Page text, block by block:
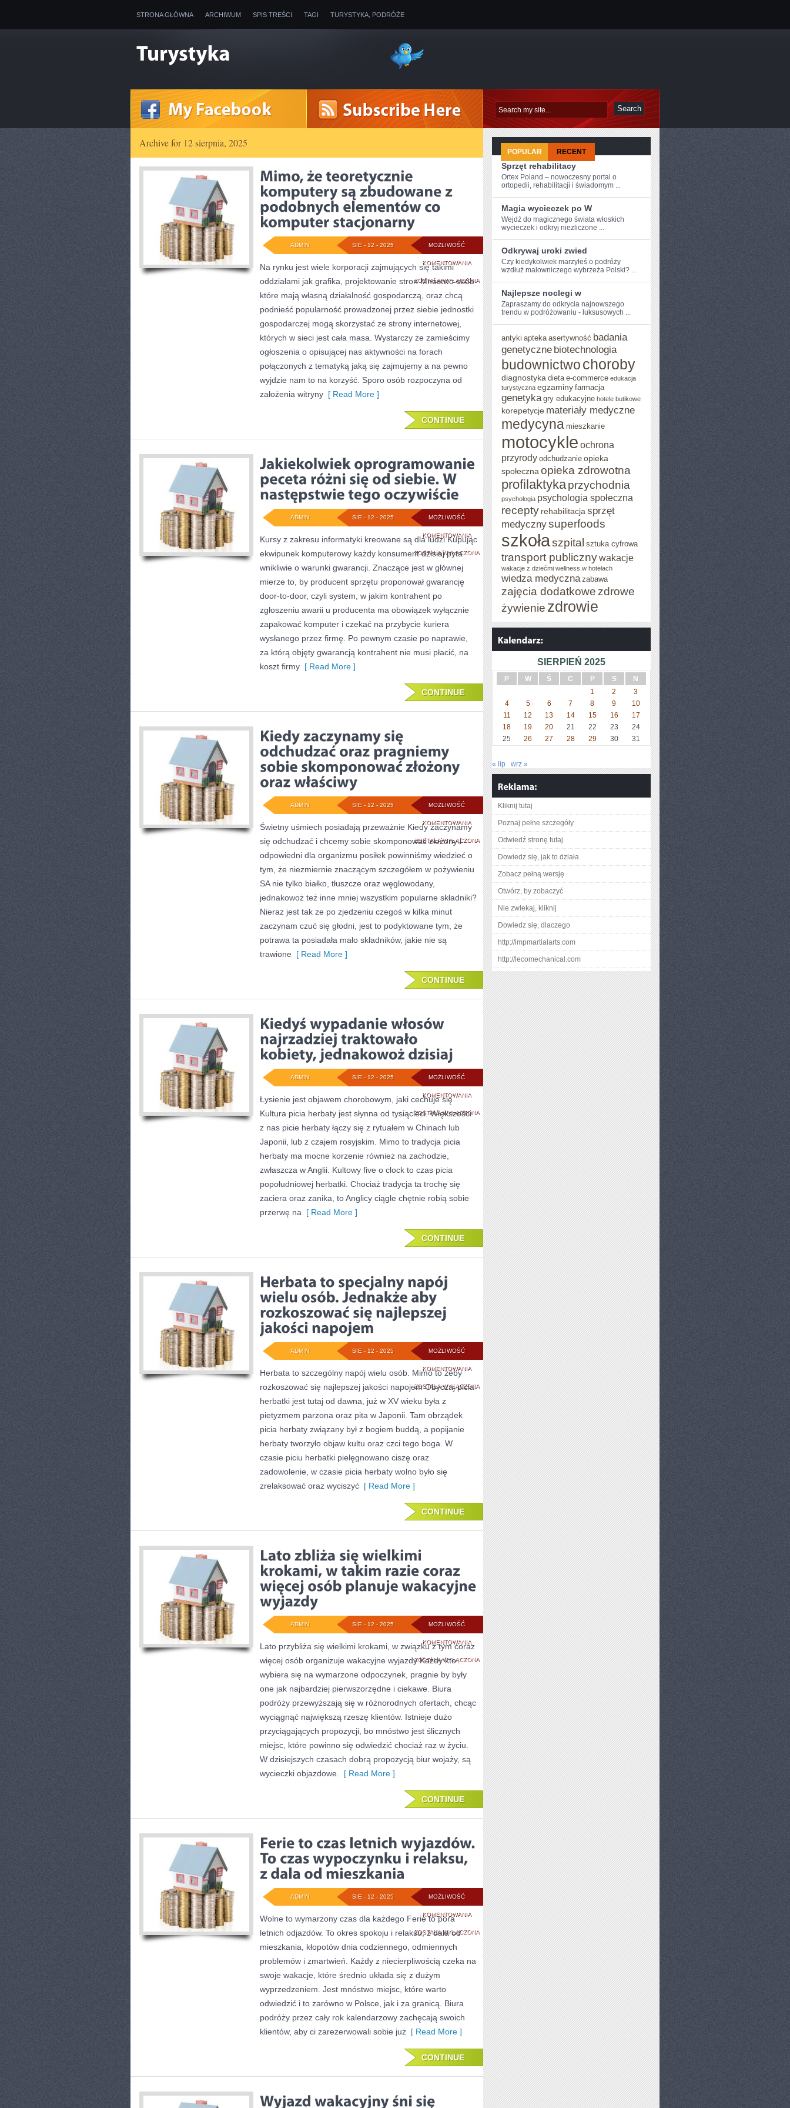
STRONA GŁÓWNA ARCHIWUM SPIS TREŚCI TAGI TURYSTYKA, PODRÓŻE
Archive for 12 sierpnia, 2025
MOŻLIWOŚĆ
KOMENTOWANIAMIMO,
ŻE
TEORETYCZNIE
KOMPUTERY
ZBUDOWANE
PODOBNYCH
ELEMENTÓW
KOMPUTER
STACJONARNY
ZOSTAŁA WYŁĄCZONA
SIE - 12 - 2025
ADMIN
Na rynku jest wiele korporacji zajmujących się takimi
oddziałami jak grafika, projektowanie stron Mnóstwo osób
które mają własną działalność gospodarczą, oraz chcą
podnieść popularność prowadzonej przez siebie jednostki
gospodarczej mogą skorzystać ze strony internetowej,
których w sieci jest cała masa. Wystarczy że zamieścimy
ogłoszenia o opisującej nas aktywności na forach
połączonych z tematyką jaką się zajmujemy a na pewno
wyjdzie nam to na korzyść. Sporo osób rozpoczyna od
założenia witryny [ Read More ]
CONTINUE
MOŻLIWOŚĆ
KOMENTOWANIAJAKIEKOLWIEK
OPROGRAMOWANIE
PECETA
RÓŻNI
SIEBIE.
NASTĘPSTWIE
TEGO
OCZYWIŚCIE
ZOSTAŁA WYŁĄCZONA
SIE - 12 - 2025
ADMIN
Kursy z zakresu informatyki kreowane są dla ludzi Kupując
ekwipunek komputerowy każdy konsument dzisiaj pyta
wnikliwie o warunki gwarancji. Znaczące jest w głównej
mierze to, by producent sprzętu proponował gwarancję
door-to-door, czyli system, w jakim kontrahent po
zgłoszeniu awarii u producenta ma obowiązek wyłącznie
zapakować komputer i czekać na przybycie kuriera
wysłanego przez firmę. Po pewnym czasie po naprawie,
za którą objęty gwarancją kontrahent nie musi płacić, na
koszt firmy [ Read More ]
CONTINUE
MOŻLIWOŚĆ
KOMENTOWANIAKIEDY
ZACZYNAMY
SIĘ
ODCHUDZAĆ
ORAZ
PRAGNIEMY
SOBIE
SKOMPONOWAĆ
ZŁOŻONY
ORAZ
WŁAŚCIWY
ZOSTAŁA WYŁĄCZONA
SIE - 12 - 2025
ADMIN
Świetny uśmiech posiadają przeważnie Kiedy zaczynamy
się odchudzać i chcemy sobie skomponować złożony i
odpowiedni dla organizmu posiłek powinniśmy wiedzieć o
tym, że niezmiernie znaczącym szczegółem w pożywieniu
SA nie tylko białko, tłuszcze oraz węglowodany,
jednakowoż też inne mniej wszystkim popularne składniki?
Nieraz jest tak ze po zjedzeniu czegoś w kilka minut
zaczynam czuć się głodni, jest to podyktowane tym, że
potrawa ta posiadała mało składników, jakie nie są
trawione [ Read More ]
CONTINUE
MOŻLIWOŚĆ
KOMENTOWANIAKIEDYŚ
WYPADANIE
WŁOSÓW
NAJRZADZIEJ
TRAKTOWAŁO
KOBIETY,
JEDNAKOWOŻ
DZISIAJ
ZOSTAŁA WYŁĄCZONA
SIE - 12 - 2025
ADMIN
Łysienie jest objawem chorobowym, jaki cechuje się
Kultura picia herbaty jest słynna od tysiącleci. Większości
z nas picie herbaty łączy się z rytuałem w Chinach lub
Japonii, lub z czajem rosyjskim. Mimo to tradycja picia
herbaty ma mocne korzenie również na zachodzie,
zwłaszcza w Anglii. Kultowy five o clock to czas picia
popołudniowej herbatki. Chociaż tradycja ta trochę się
zaciera oraz zanika, to Anglicy ciągle chętnie robią sobie
przerwę na [ Read More ]
CONTINUE
MOŻLIWOŚĆ
KOMENTOWANIAHERBATA
TO
SPECJALNY
NAPÓJ
WIELU
OSÓB.
JEDNAKŻE
ROZKOSZOWAĆ
NAJLEPSZEJ
JAKOŚCI
NAPOJEM
ZOSTAŁA WYŁĄCZONA
SIE - 12 - 2025
ADMIN
Herbata to szczególny napój wielu osób. Mimo to żeby
rozkoszować się najlepszej jakości napojem Obyczaj picia
herbatki jest tutaj od dawna, już w XV wieku była z
pietyzmem parzona oraz pita w Japonii. Tam obrządek
picia herbaty związany był z bogiem buddą, a popijanie
herbaty tworzyło objaw kultu oraz czci tego boga. W
czasie piciu herbatki pielęgnowano ciszę oraz
zadowolenie, w czasie picia herbaty wolno było się
zrelaksować oraz wyciszyć [ Read More ]
CONTINUE
MOŻLIWOŚĆ
KOMENTOWANIALATO
ZBLIŻA
WIELKIMI
KROKAMI,
TAKIM
RAZIE
CORAZ
WIĘCEJ
OSÓB
PLANUJE
WAKACYJNE
WYJAZDY
ZOSTAŁA WYŁĄCZONA
SIE - 12 - 2025
ADMIN
Lato przybliża się wielkimi krokami, w związku z tym coraz
więcej osób organizuje wakacyjne wyjazdy Każdy kto
wybiera się na wymarzone odpoczynek, pragnie by były
one jak najbardziej pierwszorzędne i ciekawe. Biura
podróży przewyższają się w różnorodnych ofertach, chcąc
wyciągnąć największą rzeszę klientów. Istnieje dużo
przyciągających propozycji, bo mnóstwo jest ślicznych
miejsc, które powinno się odwiedzić chociaż raz w życiu.
W dzisiejszych czasach dobrą propozycją biur wojaży, są
wycieczki objazdowe.
[ Read More ]
CONTINUE
MOŻLIWOŚĆ
KOMENTOWANIAFERIE
TO
CZAS
LETNICH
WYJAZDÓW.
CZAS
WYPOCZYNKU
RELAKSU,
ZOSTAŁA WYŁĄCZONA
SIE - 12 - 2025
ADMIN
Wolne to wymarzony czas dla każdego Ferie to pora
letnich odjazdów. To okres spokoju i relaksu, z dala od
mieszkania, kłopotów dnia codziennego, odmiennych
problemów i zmartwień. Każdy z niecierpliwością czeka na
swoje wakacje, które średnio układa się z dużym
wyprzedzeniem. Jest mnóstwo miejsc, które warto
odwiedzić i to zarówno w Polsce, jak i za granicą. Biura
podróży przez cały rok kalendarzowy zachęcają swoich
klientów, aby ci zarezerwowali sobie już [ Read More ]
CONTINUE
POPULAR RECENT
Sprzęt rehabilitacy
Ortex Poland – nowoczesny portal o
ortopedii, rehabilitacji i świadomym ...
Magia wycieczek po W
Wejdź do magicznego świata włoskich
wycieczek i odkryj ‌niezliczone ...
Odkrywaj uroki zwied
Czy kiedykolwiek​ marzyłeś o podróży
wzdłuż‍ malowniczego wybrzeża Polski? ...
Najlepsze noclegi w
Zapraszamy⁢ do odkrycia najnowszego
trendu w podróżowaniu - ⁢luksusowych ...
antyki apteka asertywność badania
genetyczne biotechnologia
budownictwochoroby
diagnostyka dieta e-commerce edukacja
turystyczna egzaminy farmacja
genetyka gry edukacyjne hotele butikowe
korepetycje materiały medyczne
medycyna mieszkanie
motocykle ochrona
przyrody odchudzanie opieka
społeczna opieka zdrowotna
profilaktykaprzychodnia
psychologia psychologia społeczna
recepty rehabilitacja sprzęt
medycznysuperfoods
szkołaszpital sztuka cyfrowa
transport publicznywakacje
wakacje z dziećmi wellness w hotelach
wiedza medyczna zabawa
zajęcia dodatkowe zdrowe
żywienie zdrowie
SIERPIEŃ 2025
P W Ś C P S
N
1
2
3
4
5 6 7 8 9
10
11
12 13 14 15 16
17
18
19 20 21 22 23
24
25
26 27 28 29 30 31
« lip wrz »
Kliknij tutaj
Poznaj pełne szczegóły
Odwiedź stronę tutaj
Dowiedz się, jak to działa
Zobacz pełną wersję
Otwórz, by zobaczyć
Nie zwlekaj, kliknij
Dowiedz się, dlaczego
http://impmartialarts.com
http://lecomechanical.com